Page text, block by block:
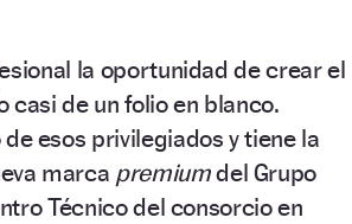
la oportunidad de crear el
de un folio en blanco.
esos privilegiados y tiene la
marca premiumdel Grupo
Técnico del consorcio en